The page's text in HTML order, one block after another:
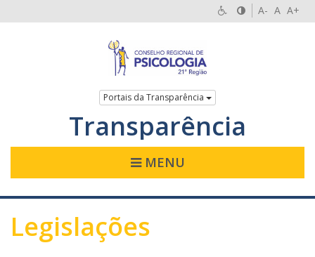
A- A A+
Portais da Transparência
Transparência
MENU
Legislações